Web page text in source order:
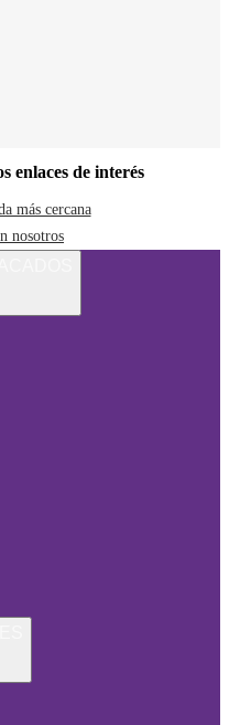
enlaces de interés
más cercana
nosotros